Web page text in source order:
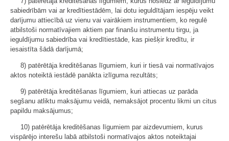
sabiedrībām vai ar kredītiestādēm, lai dotu ieguldītājam iespēju veikt
darījumu attiecībā uz vienu vai vairākiem instrumentiem, ko regulē
atbilstoši normatīvajiem aktiem par finanšu instrumentu tirgu, ja
ieguldījumu sabiedrība vai kredītiestāde, kas piešķir kredītu, ir
iesaistīta šādā darījumā;
8) patērētāja kreditēšanas līgumiem, kuri ir tiesā vai normatīvajos
aktos noteiktā iestādē panākta izlīguma rezultāts;
9) patērētāja kreditēšanas līgumiem, kuri attiecas uz parāda
segšanu atliktu maksājumu veidā, nemaksājot procentu likmi un citus
papildu maksājumus;
10) patērētāja kreditēšanas līgumiem par aizdevumiem, kurus
vispārējo interešu labā atbilstoši normatīvajos aktos noteiktajai